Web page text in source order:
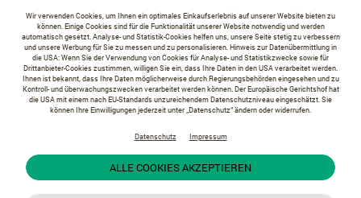
Wir verwenden Cookies, um Ihnen ein optimales Einkaufserlebnis auf unserer Website bieten zu
können. Einige Cookies sind für die Funktionalität unserer Website notwendig und werden
automatisch gesetzt. Analyse- und Statistik-Cookies helfen uns, unsere Seite stetig zu verbessern
und unsere Werbung für Sie zu messen und zu personalisieren. Hinweis zur Datenübermittlung in
die USA: Wenn Sie der Verwendung von Cookies für Analyse- und Statistikzwecke sowie für
Drittanbieter-Cookies zustimmen, willigen Sie ein, dass Ihre Daten in den USA verarbeitet werden.
Ihnen ist bekannt, dass Ihre Daten möglicherweise durch Regierungsbehörden eingesehen und zu
Kontroll- und überwachungszwecken verarbeitet werden können. Der Europäische Gerichtshof hat
die USA mit einem nach EU-Standards unzureichendem Datenschutzniveau eingeschätzt. Sie
können Ihre Einwilligungen jederzeit unter „Datenschutz“ ändern oder widerrufen.
Datenschutz Impressum
ALLE COOKIES AKZEPTIEREN